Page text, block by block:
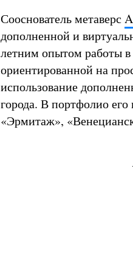
Сооснователь метаверс
дополненной и
летним опытом работы в
ориентированной на
использование
города. В портфолио его
«Эрмитаж»,